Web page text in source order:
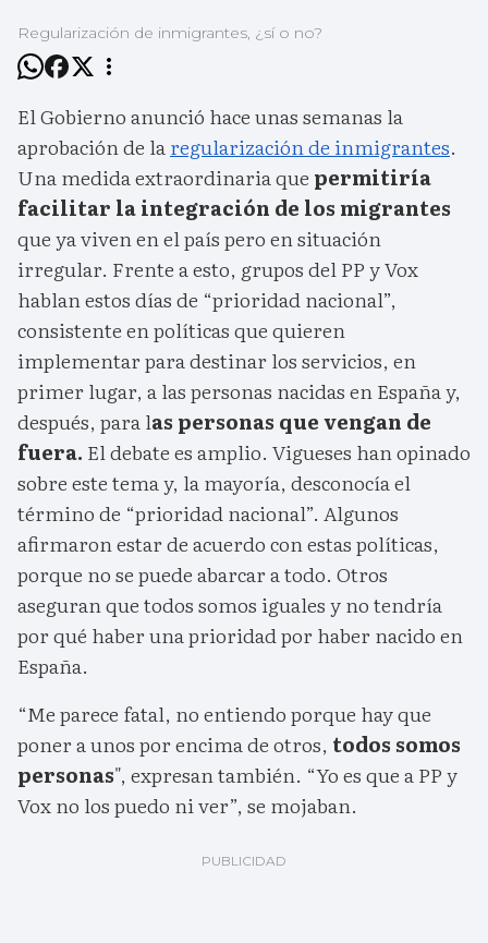
Regularización de inmigrantes, ¿sí o no?
El Gobierno anunció hace unas semanas la
aprobación de laregularización de inmigrantes.
Una medida extraordinaria que permitiría
facilitar la integración de los migrantes
que ya viven en el país pero en situación
irregular. Frente a esto, grupos del PP y Vox
hablan estos días de “prioridad nacional”,
consistente en políticas que quieren
implementar para destinar los servicios, en
primer lugar, a las personas nacidas en España y,
después, para las personas que vengan de
fuera. El debate es amplio. Vigueses han opinado
sobre este tema y, la mayoría, desconocía el
término de “prioridad nacional”. Algunos
afirmaron estar de acuerdo con estas políticas,
porque no se puede abarcar a todo. Otros
aseguran que todos somos iguales y no tendría
por qué haber una prioridad por haber nacido en
España.
“Me parece fatal, no entiendo porque hay que
poner a unos por encima de otros, todos somos
personas", expresan también. “Yo es que a PP y
Vox no los puedo ni ver”, se mojaban.